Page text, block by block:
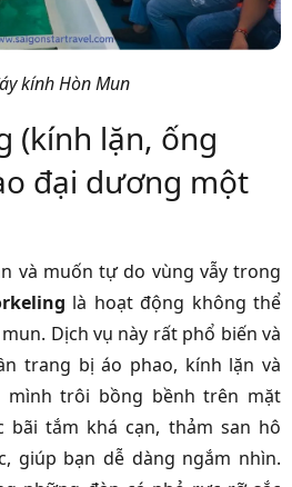
kính Hòn Mun
(kính lặn, ống
đại dương một
và muốn tự do vùng vẫy trong
là hoạt động không thể
Dịch vụ này rất phổ biến và
trang bị áo phao, kính lặn và
trôi bồng bềnh trên mặt
bãi tắm khá cạn, thảm san hô
giúp bạn dễ dàng ngắm nhìn.